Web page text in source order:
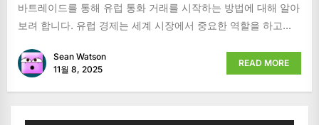
바트레이드를 통해 유럽 통화 거래를 시작하는 방법에 대해 알아
보려 합니다. 유럽 경제는 세계 시장에서 중요한 역할을 하고...
Sean Watson
11월 8, 2025
READ MORE